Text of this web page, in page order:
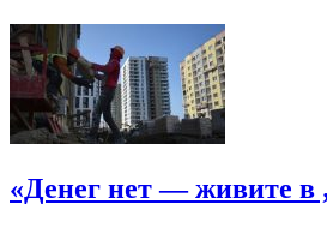
«Денег нет — живите